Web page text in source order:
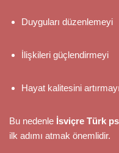
Duyguları düzenlemeyi
İlişkileri güçlendirmeyi
Hayat kalitesini
Bu nedenle İsviçre Türk
ilk adımı atmak önemlidir.